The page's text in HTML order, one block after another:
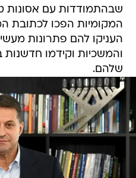
שבהתמודדות עם אסונות
המקומיות הפכו לכתובת
העניקו להם פתרונות
והמשכיות וקידמו
שלהם.